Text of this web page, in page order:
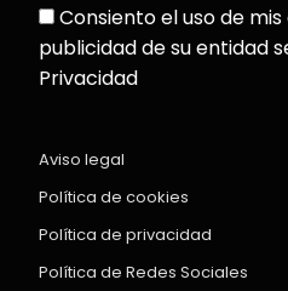
Consiento el uso de
publicidad de su entidad
Privacidad
Aviso legal
Política de cookies
Política de privacidad
Política de Redes Sociales